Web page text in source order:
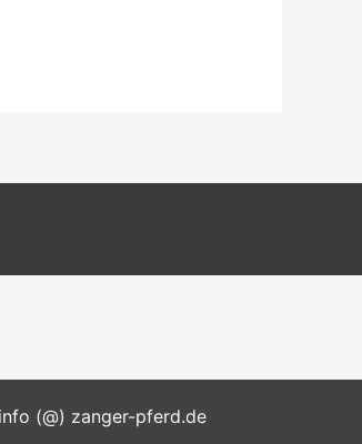
(@) zanger-pferd.de